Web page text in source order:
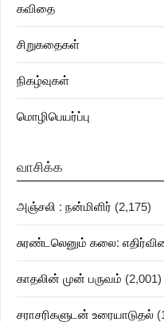
கவிதை
சிறுகதைகள்
நிகழ்வுகள்
மொழிபெயர்ப்பு
வாசிக்க
அஞ்சலி : நன்மிளிர் (2,175)
சுரண்டலெனும் கலை:
காதலின் முன் பருவம் (2,001)
சராசரிகளுடன் உரையாடுதல்